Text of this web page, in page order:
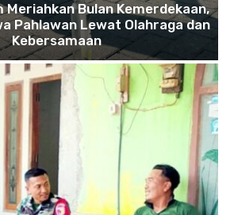
Meriahkan Bulan Kemerdekaan,
Pahlawan Lewat Olahraga dan
Kebersamaan